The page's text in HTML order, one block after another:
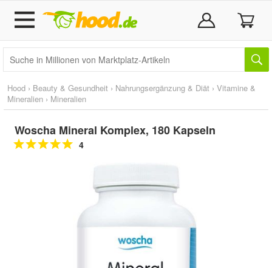
Hood › Beauty & Gesundheit › Nahrungsergänzung & Diät › Vitamine &
Mineralien › Mineralien
Woscha Mineral Komplex, 180 Kapseln
4